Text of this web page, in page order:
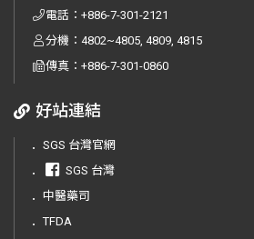
電話：+886-7-301-2121
分機：4802~4805, 4809, 4815
傳真：+886-7-301-0860
好站連結
． SGS 台灣官網
．
SGS 台灣
． 中醫藥司
．TFDA